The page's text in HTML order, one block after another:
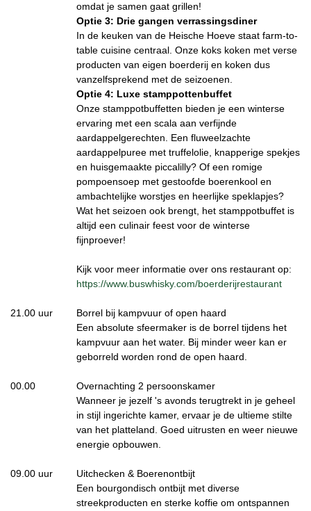
omdat je samen gaat grillen!
Optie 3: Drie gangen verrassingsdiner
In de keuken van de Heische Hoeve staat farm-to-
table cuisine centraal. Onze koks koken met verse
producten van eigen boerderij en koken dus
vanzelfsprekend met de seizoenen.
Optie 4: Luxe stamppottenbuffet
Onze stamppotbuffetten bieden je een winterse
ervaring met een scala aan verfijnde
aardappelgerechten. Een fluweelzachte
aardappelpuree met truffelolie, knapperige spekjes
en huisgemaakte piccalilly? Of een romige
pompoensoep met gestoofde boerenkool en
ambachtelijke worstjes en heerlijke speklapjes?
Wat het seizoen ook brengt, het stamppotbuffet is
altijd een culinair feest voor de winterse
fijnproever!
Kijk voor meer informatie over ons restaurant op:
https://www.buswhisky.com/boerderijrestaurant
21.00 uur
Borrel bij kampvuur of open haard
Een absolute sfeermaker is de borrel tijdens het
kampvuur aan het water. Bij minder weer kan er
geborreld worden rond de open haard.
00.00
Overnachting 2 persoonskamer
Wanneer je jezelf 's avonds terugtrekt in je geheel
in stijl ingerichte kamer, ervaar je de ultieme stilte
van het platteland. Goed uitrusten en weer nieuwe
energie opbouwen.
09.00 uur
Uitchecken & Boerenontbijt
Een bourgondisch ontbijt met diverse
streekproducten en sterke koffie om ontspannen